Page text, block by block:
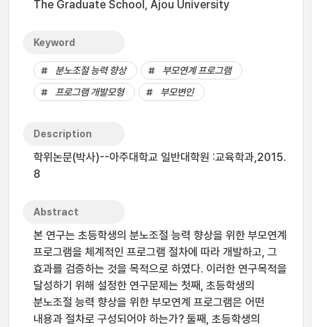
The Graduate School, Ajou University
Keyword
분노조절 능력 향상
부모연계 프로그램
프로그램 개발모형
부모변인
Description
학위논문(박사)--아주대학교 일반대학원 :교육학과,2015.
8
Abstract
본 연구는 초등학생의 분노조절 능력 향상을 위한 부모연계
프로그램을 체계적인 프로그램 절차에 따라 개발하고, 그
효과를 검증하는 것을 목적으로 하였다. 이러한 연구목적을
달성하기 위해 설정한 연구문제는 첫째, 초등학생의
분노조절 능력 향상을 위한 부모연계 프로그램은 어떤
내용과 절차로 구성되어야 하는가? 둘째, 초등학생의